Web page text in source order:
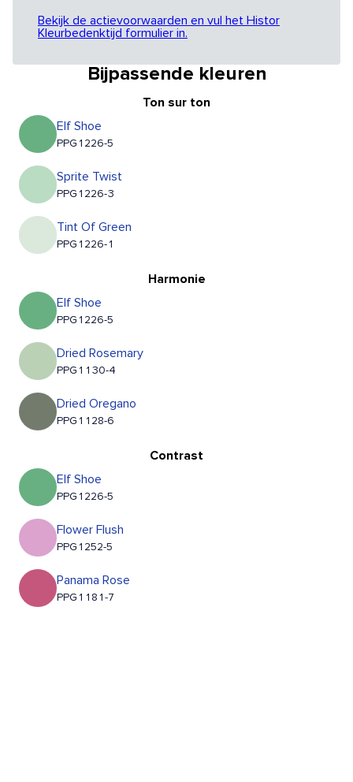
Bekijk de actievoorwaarden en vul het Histor
Kleurbedenktijd formulier in.
Bijpassende kleuren
Ton sur ton
Elf Shoe
PPG1226-5
Sprite Twist
PPG1226-3
Tint Of Green
PPG1226-1
Harmonie
Elf Shoe
PPG1226-5
Dried Rosemary
PPG1130-4
Dried Oregano
PPG1128-6
Contrast
Elf Shoe
PPG1226-5
Flower Flush
PPG1252-5
Panama Rose
PPG1181-7